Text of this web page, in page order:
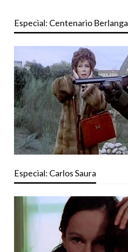
Especial: Centenario Berlanga
Especial: Carlos Saura